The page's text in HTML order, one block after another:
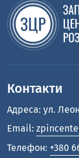
Контакти
Адреса: ул.
Email:
Телефон: +380